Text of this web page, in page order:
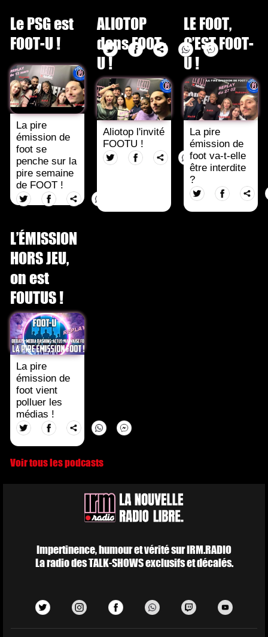
révèle les
dessous !
Le PSG est
FOOT-U !
La pire
émission de
foot se
penche sur la
pire semaine
de FOOT !
ALIOTOP
dans FOOT-
U !
Aliotop l'invité
FOOTU !
LE FOOT,
C’EST FOOT-
U !
La pire
émission de
foot va-t-elle
être interdite
?
L’ÉMISSION
HORS JEU,
on est
FOUTUS !
La pire
émission de
foot vient
polluer les
médias !
Voir tous les podcasts
Impertinence, humour et vérité sur IRM.RADIO
La radio des TALK-SHOWS exclusifs et décalés.